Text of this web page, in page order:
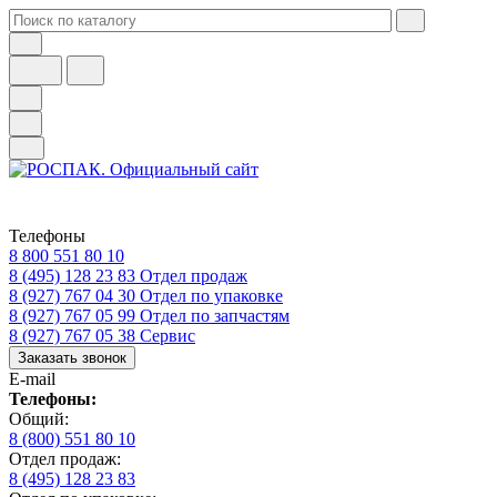
Телефоны
8 800 551 80 10
8 (495) 128 23 83 Отдел продаж
8 (927) 767 04 30 Отдел по упаковке
8 (927) 767 05 99 Отдел по запчастям
8 (927) 767 05 38 Сервис
Заказать звонок
E-mail
Телефоны:
Общий:
8 (800) 551 80 10
Отдел продаж:
8 (495) 128 23 83